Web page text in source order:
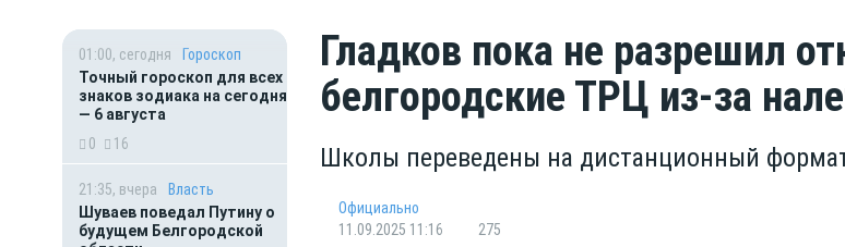
01:00, сегодня
Гороскоп
Точный гороскоп для всех
знаков зодиака на сегодня
— 6 августа
0
16
21:35, вчера
Власть
Шуваев поведал Путину о
будущем Белгородской
Гладков пока не разрешил
белгородские ТРЦ из-за
Школы переведены на дистанционный
Официально
11.09.2025 11:16
275